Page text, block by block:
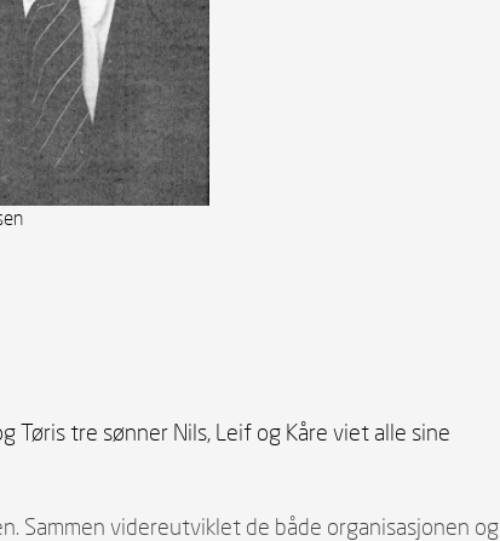
tre sønner Nils, Leif og Kåre viet alle sine
Sammen videreutviklet de både organisasjonen og